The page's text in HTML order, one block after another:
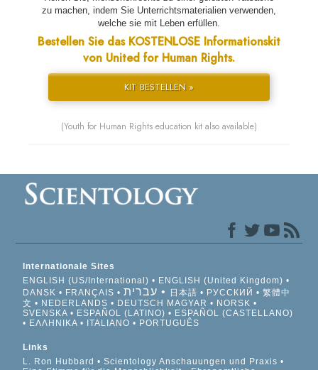
zu machen, indem Sie Unterrichtsmaterialien verwenden,
welche sie mit Leben erfüllen.
Bestellen Sie das KOSTENLOSE Informationskit
von United for Human Rights.
KIT BESTELLEN »
(Youth for Human Rights education kit also available)
Internationale Sites
ENGLISH (US/International)
ENGLISH (United Kingdom)
DANSK
FRANÇAIS עברית 日本語 РУССКИЙ
繁體中
文
NEDERLANDS DEUTSCH MAGYAR
NORSK
SVENSKA
ESPAÑOL (LATINO)
ESPAÑOL (CASTELLANO)
ΕΛΛΗΝΙΚA
ITALIANO PORTUGUÊS
Links
L. Ron Hubbard
Scientology Anschauungen und Praxis